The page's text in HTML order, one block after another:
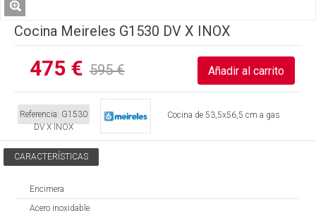
Cocina Meireles G1530 DV X INOX
475 € 595 €
Referencia: G1530
DV X INOX
Cocina de 53,5x56,5 cm a gas
CARACTERÍSTICAS
Encimera
Acero inoxidable